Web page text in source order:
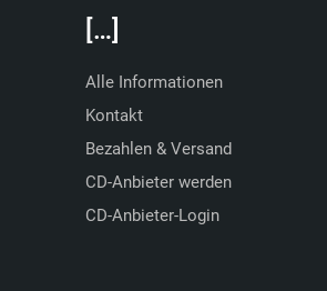
[…]
Alle Informationen
Kontakt
Bezahlen & Versand
CD-Anbieter werden
CD-Anbieter-Login